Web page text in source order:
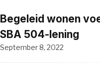
Begeleid wonen
SBA 504-lening
September 8, 2022